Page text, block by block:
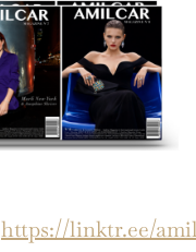
https://linktr.ee/